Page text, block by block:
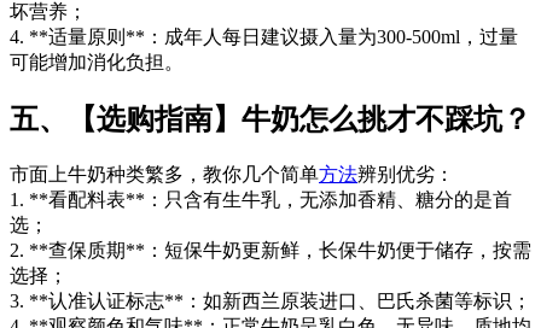
坏营养；
4. **适量原则**：成年人每日建议摄入量为300-500ml，过量
可能增加消化负担。
五、【选购指南】牛奶怎么挑才不踩坑？
市面上牛奶种类繁多，教你几个简单方法辨别优劣：
1. **看配料表**：只含有生牛乳，无添加香精、糖分的是首
选；
2. **查保质期**：短保牛奶更新鲜，长保牛奶便于储存，按需
选择；
3. **认准认证标志**：如新西兰原装进口、巴氏杀菌等标识；